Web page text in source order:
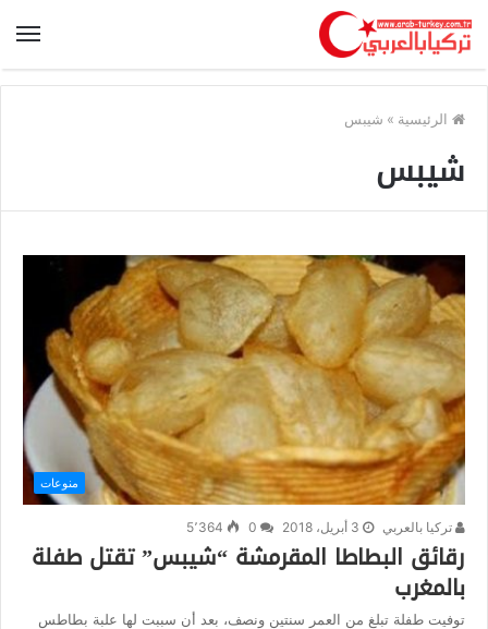
الرئيسية » شيبس
شيبس
منوعات
تركيا بالعربي 3 أبريل، 2018 5٬364
رقائق البطاطا المقرمشة “شيبس” تقتل طفلة
بالمغرب
توفيت طفلة تبلغ من العمر سنتين ونصف، بعد أن سببت لها علبة بطاطس